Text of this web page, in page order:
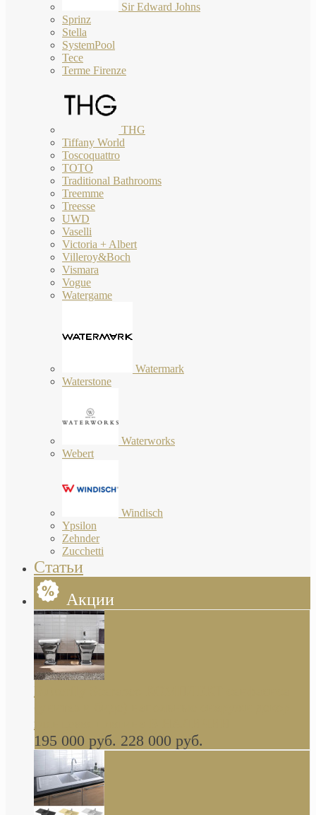
Sir Edward Johns
Sprinz
Stella
SystemPool
Tece
Terme Firenze
THG
Tiffany World
Toscoquattro
TOTO
Traditional Bathrooms
Treemme
Treesse
UWD
Vaselli
Victoria + Albert
Villeroy&Boch
Vismara
Vogue
Watergame
Watermark
Waterstone
Waterworks
Webert
Windisch
Ypsilon
Zehnder
Zucchetti
Статьи
Акции
Butterfly Scarabeo КОМПЛЕКТ санфаянса
глянцевая платина В НАЛИЧИИ
195 000 руб. 228 000 руб.